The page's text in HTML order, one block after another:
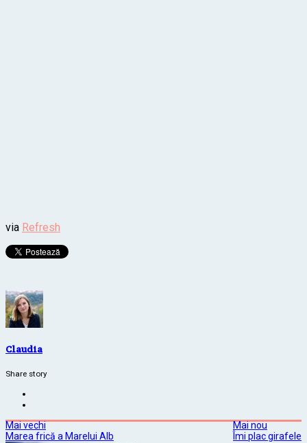
via Refresh
Claudia
Share story
Mai vechi
Marea frică a Marelui Alb
Mai nou
Îmi plac girafele